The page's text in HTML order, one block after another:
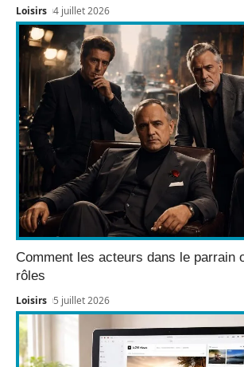
Loisirs 4 juillet 2026
Comment les acteurs dans le parrain
rôles
Loisirs 5 juillet 2026